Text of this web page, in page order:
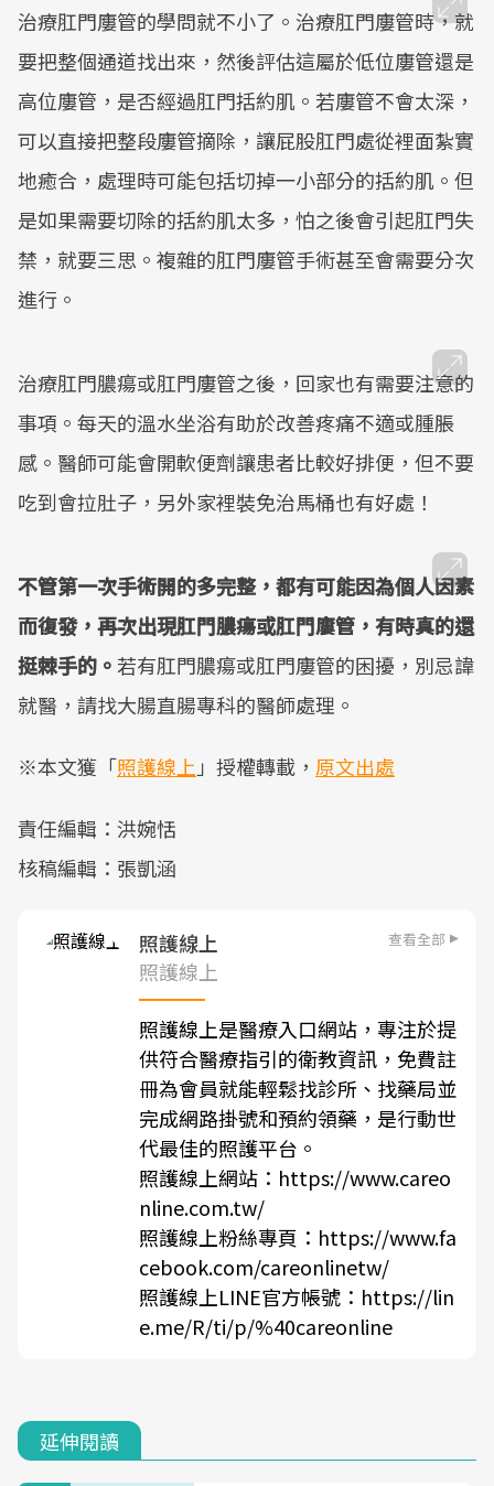
治療肛門廔管的學問就不小了。治療肛門廔管時，就
要把整個通道找出來，然後評估這屬於低位廔管還是
高位廔管，是否經過肛門括約肌。若廔管不會太深，
可以直接把整段廔管摘除，讓屁股肛門處從裡面紮實
地癒合，處理時可能包括切掉一小部分的括約肌。但
是如果需要切除的括約肌太多，怕之後會引起肛門失
禁，就要三思。複雜的肛門廔管手術甚至會需要分次
進行。
治療肛門膿瘍或肛門廔管之後，回家也有需要注意的
事項。每天的溫水坐浴有助於改善疼痛不適或腫脹
感。醫師可能會開軟便劑讓患者比較好排便，但不要
吃到會拉肚子，另外家裡裝免治馬桶也有好處！
不管第一次手術開的多完整，都有可能因為個人因素
而復發，再次出現肛門膿瘍或肛門廔管，有時真的還
挺棘手的。 若有肛門膿瘍或肛門廔管的困擾，別忌諱
就醫，請找大腸直腸專科的醫師處理。
※本文獲「照護線上 」授權轉載， 原文出處
責任編輯：洪婉恬
核稿編輯：張凱涵
照護線上 查看全部
照護線上
照護線上是醫療入口網站，專注於提
供符合醫療指引的衛教資訊，免費註
冊為會員就能輕鬆找診所、找藥局並
完成網路掛號和預約領藥，是行動世
代最佳的照護平台。
照護線上網站： https://www.careo
nline.com.tw/
照護線上粉絲專頁： https://www.fa
cebook.com/careonlinetw/
照護線上LINE官方帳號： https://lin
e.me/R/ti/p/%40careonline
延伸閱讀